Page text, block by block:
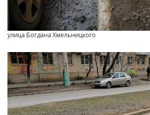
улица Богдана Хмельницкого